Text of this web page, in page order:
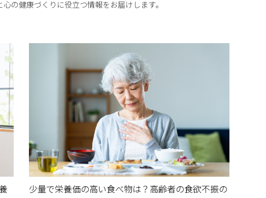
の健康づくりに役立つ情報をお届けします。
少量で栄養価の高い食べ物は？高齢者の食欲不振の